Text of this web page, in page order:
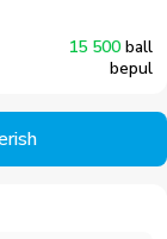
15 500 ball
bepul